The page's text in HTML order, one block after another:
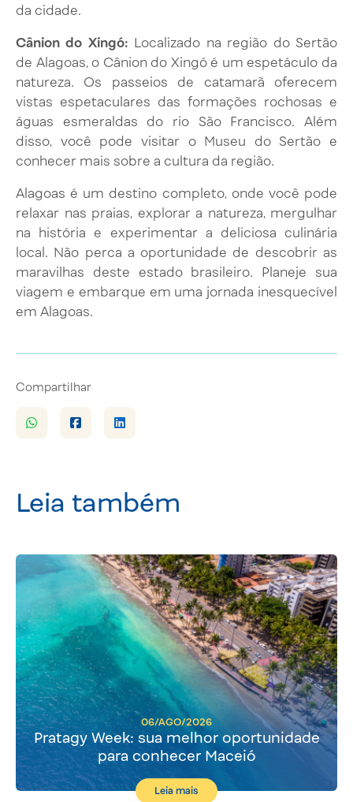
da cidade.
Cânion do Xingó: Localizado na região do Sertão
de Alagoas, o Cânion do Xingó é um espetáculo da
natureza. Os passeios de catamarã oferecem
vistas espetaculares das formações rochosas e
águas esmeraldas do rio São Francisco. Além
disso, você pode visitar o Museu do Sertão e
conhecer mais sobre a cultura da região.
Alagoas é um destino completo, onde você pode
relaxar nas praias, explorar a natureza, mergulhar
na história e experimentar a deliciosa culinária
local. Não perca a oportunidade de descobrir as
maravilhas deste estado brasileiro. Planeje sua
viagem e embarque em uma jornada inesquecível
em Alagoas.
Compartilhar
Leia também
06/AGO/2026
Pratagy Week: sua melhor oportunidade
para conhecer Maceió
Leia mais